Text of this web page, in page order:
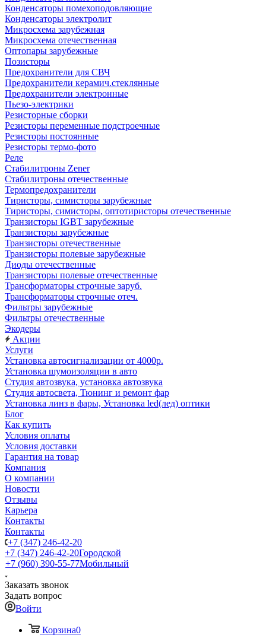
Конденсаторы помехоподовляющие
Конденсаторы электролит
Микросхема зарубежная
Микросхема отечественная
Оптопары зарубежные
Позисторы
Предохранители для СВЧ
Предохранители керамич.стеклянные
Предохранители электронные
Пьезо-электрики
Резисторные сборки
Резисторы переменные подстроечные
Резисторы постоянные
Резисторы термо-фото
Реле
Стабилитроны Zener
Стабилитроны отечественные
Термопредохранители
Тиристоры, симисторы зарубежные
Тиристоры, симисторы, оптотиристоры отечественные
Транзисторы IGBT зарубежные
Транзисторы зарубежные
Транзисторы отечественные
Транзисторы полевые зарубежные
Диоды отечественные
Транзисторы полевые отечественные
Трансформаторы строчные заруб.
Трансформаторы строчные отеч.
Фильтры зарубежные
Фильтры отечественные
Экодеры
Акции
Услуги
Установка автосигнализации от 4000р.
Установка шумоизоляции в авто
Студия автозвука, установка автозвука
Студия автосвета, Тюнинг и ремонт фар
Установка линз в фары, Установка led(лед) оптики
Блог
Как купить
Условия оплаты
Условия доставки
Гарантия на товар
Компания
О компании
Новости
Отзывы
Карьера
Контакты
Контакты
+7 (347) 246-42-20
+7 (347) 246-42-20Городской
+7 (960) 390-55-77Мобильный
Заказать звонок
Задать вопрос
Войти
Корзина0